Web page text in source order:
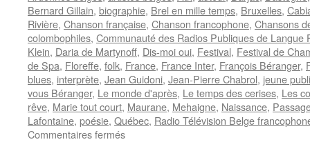
Bernard Gillain, biographie, Brel en mille temps, Bruxelles,
Rivière, Chanson française, Chanson francophone, Chansons
colombophiles, Communauté des Radios Publiques de Langue
Klein, Daria de Martynoff, Dis-moi oui, Festival, Festival de
de Spa, Floreffe, folk, France, France Inter, François Béranger,
blues, interprète, Jean Guidoni, Jean-Pierre Chabrol, jeune
vous Béranger, Le monde d'après, Le temps des cerises, Les
rêve, Marie tout court, Maurane, Mehaigne, Naissance,
Lafontaine, poésie, Québec, Radio Télévision Belge
Commentaires ferméssur